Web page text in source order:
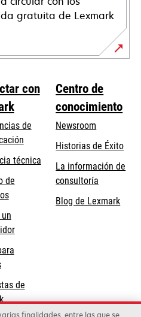
gratuita de Lexmark
con
de
técnicase
abre
de
de
Centro de
conocimiento
Newsroom
Historias de Éxito
La información de
consultoría
Blog de Lexmark
finalidades, entre las que se